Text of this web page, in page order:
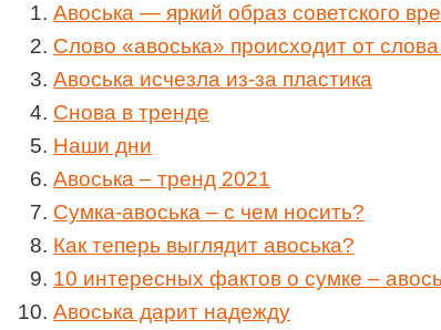
Авоська — яркий образ советского
Слово «авоська» происходит от
Авоська исчезла из-за пластика
Снова в тренде
Наши дни
Авоська – тренд 2021
Сумка-авоська – с чем носить?
Как теперь выглядит авоська?
10 интересных фактов о сумке –
Авоська дарит надежду